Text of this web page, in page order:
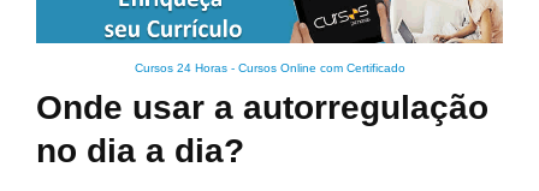
Cursos 24 Horas - Cursos Online com Certificado
Onde usar a autorregulação
no dia a dia?